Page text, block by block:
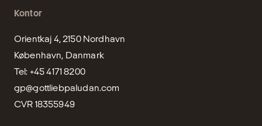
Kontor
Orientkaj 4, 2150 Nordhavn
København, Danmark
Tel: +45 4171 8200
gp@gottliebpaludan.com
CVR 18355949